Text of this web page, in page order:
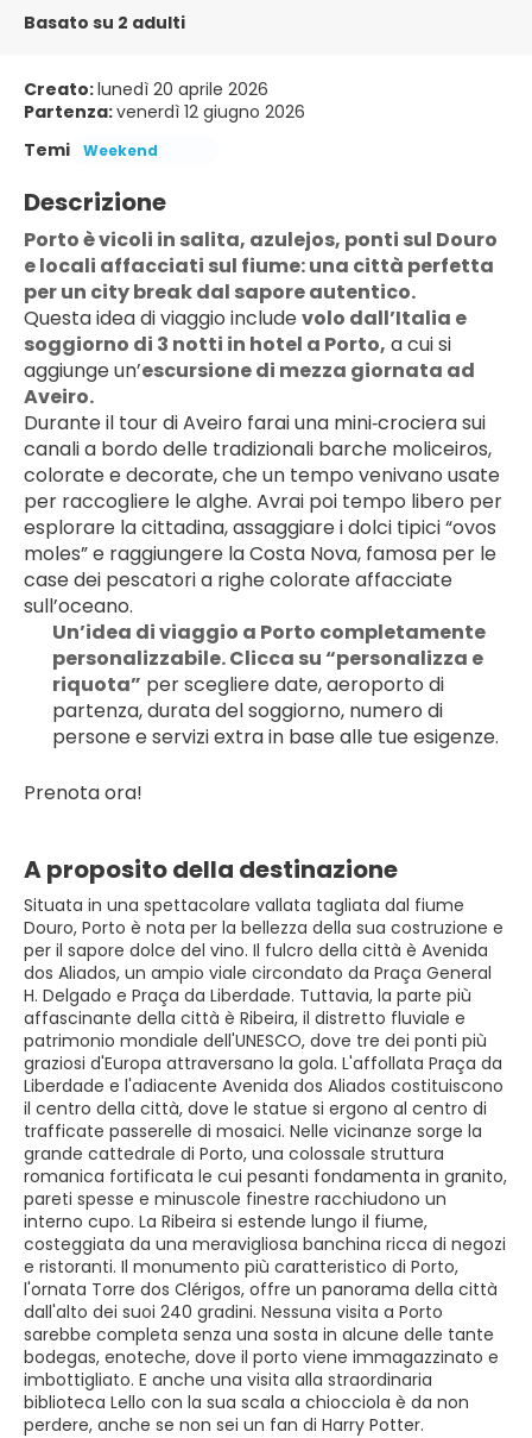
Basato su 2 adulti
Creato:lunedì 20 aprile 2026
Partenza:venerdì 12 giugno 2026
Temi
Weekend
Descrizione
Porto è vicoli in salita, azulejos, ponti sul Douro
e locali affacciati sul fiume: una città perfetta
per un city break dal sapore autentico.
Questa idea di viaggio include volo dall’Italia e
soggiorno di 3 notti in hotel a Porto, a cui si
aggiunge un’escursione di mezza giornata ad
Aveiro.
Durante il tour di Aveiro farai una mini‑crociera sui
canali a bordo delle tradizionali barche moliceiros,
colorate e decorate, che un tempo venivano usate
per raccogliere le alghe. Avrai poi tempo libero per
esplorare la cittadina, assaggiare i dolci tipici “ovos
moles” e raggiungere la Costa Nova, famosa per le
case dei pescatori a righe colorate affacciate
sull’oceano.
Un’idea di viaggio a Porto completamente
personalizzabile. Clicca su “personalizza e
riquota” per scegliere date, aeroporto di
partenza, durata del soggiorno, numero di
persone e servizi extra in base alle tue esigenze.
Prenota ora!
A proposito della destinazione
Situata in una spettacolare vallata tagliata dal fiume
Douro, Porto è nota per la bellezza della sua costruzione e
per il sapore dolce del vino. Il fulcro della città è Avenida
dos Aliados, un ampio viale circondato da Praça General
H. Delgado e Praça da Liberdade. Tuttavia, la parte più
affascinante della città è Ribeira, il distretto fluviale e
patrimonio mondiale dell'UNESCO, dove tre dei ponti più
graziosi d'Europa attraversano la gola. L'affollata Praça da
Liberdade e l'adiacente Avenida dos Aliados costituiscono
il centro della città, dove le statue si ergono al centro di
trafficate passerelle di mosaici. Nelle vicinanze sorge la
grande cattedrale di Porto, una colossale struttura
romanica fortificata le cui pesanti fondamenta in granito,
pareti spesse e minuscole finestre racchiudono un
interno cupo. La Ribeira si estende lungo il fiume,
costeggiata da una meravigliosa banchina ricca di negozi
e ristoranti. Il monumento più caratteristico di Porto,
l'ornata Torre dos Clérigos, offre un panorama della città
dall'alto dei suoi 240 gradini. Nessuna visita a Porto
sarebbe completa senza una sosta in alcune delle tante
bodegas, enoteche, dove il porto viene immagazzinato e
imbottigliato. E anche una visita alla straordinaria
biblioteca Lello con la sua scala a chiocciola è da non
perdere, anche se non sei un fan di Harry Potter.